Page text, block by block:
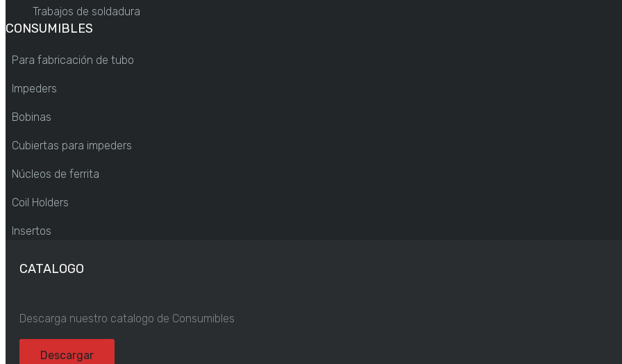
Trabajos de soldadura
CONSUMIBLES
Para fabricación de tubo
Impeders
Bobinas
Cubiertas para impeders
Núcleos de ferrita
Coil Holders
Insertos
CATALOGO
Descarga nuestro catalogo de Consumibles
Descargar